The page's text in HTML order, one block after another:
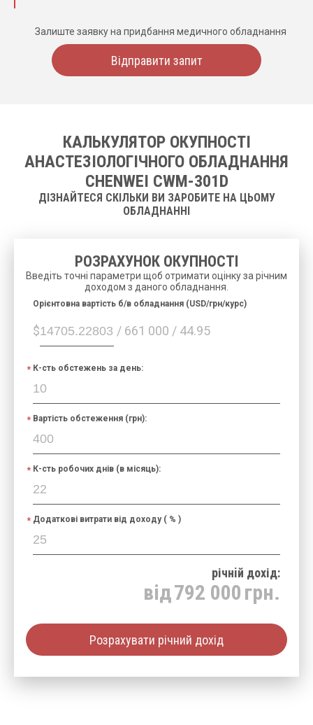
Залиште заявку на придбання медичного обладнання
Відправити запит
КАЛЬКУЛЯТОР ОКУПНОСТІ
АНАСТЕЗІОЛОГІЧНОГО ОБЛАДНАННЯ
CHENWEI CWM-301D
ДІЗНАЙТЕСЯ СКІЛЬКИ ВИ ЗАРОБИТЕ НА ЦЬОМУ
ОБЛАДНАННІ
РОЗРАХУНОК ОКУПНОСТІ
Введіть точні параметри щоб отримати оцінку за річним
доходом з даного обладнання.
$ / 661 000 / 44.95
Орієнтовна вартість б/в обладнання (USD/грн/курс)
К-сть обстежень за день:
Вартість обстеження (грн):
К-сть робочих днів (в місяць):
Додаткові витрати від доходу ( % )
річнiй дохід:
від792 000 грн.
Розрахувати річний дохід